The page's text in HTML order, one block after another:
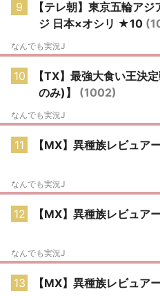
9
【テレ朝】東京五輪ア
ジ 日本×オシリ ★10
なんでも実況J
10
【TX】最強大食い王決
のみ)】 (1002)
なんでも実況J
11 【MX】異種族レビュ
なんでも実況J
12 【MX】異種族レビュ
なんでも実況J
13 【MX】異種族レビュ